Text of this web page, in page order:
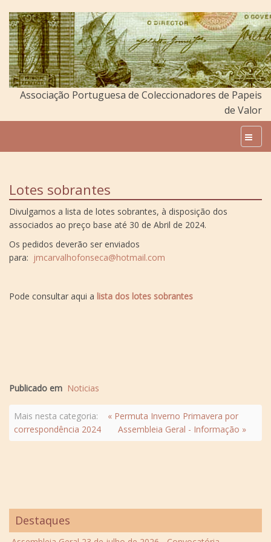
Associação Portuguesa de Coleccionadores de Papeis
de Valor
Lotes sobrantes
Divulgamos a lista de lotes sobrantes, à disposição dos
associados ao preço base até 30 de Abril de 2024.
Os pedidos deverão ser enviados
para: jmcarvalhofonseca@hotmail.com
Pode consultar aqui a lista dos lotes sobrantes
Publicado em Noticias
Mais nesta categoria:
« Permuta Inverno Primavera por
correspondência 2024
Assembleia Geral - Informação »
Destaques